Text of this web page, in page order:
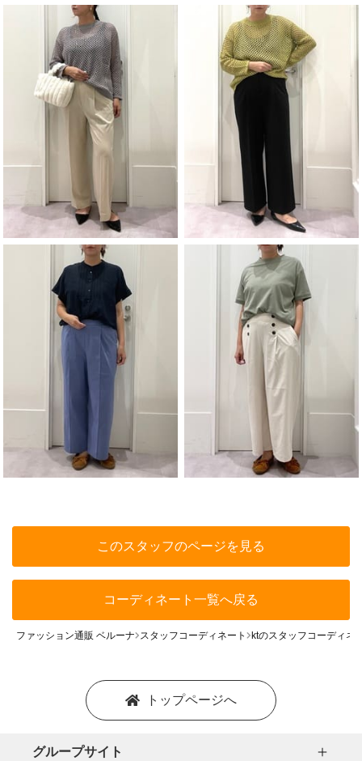
このスタッフのページを見る
コーディネート一覧へ戻る
ファッション通販 ベルーナ スタッフコーディネート ktのスタッフコーディネ
トップページへ
グループサイト